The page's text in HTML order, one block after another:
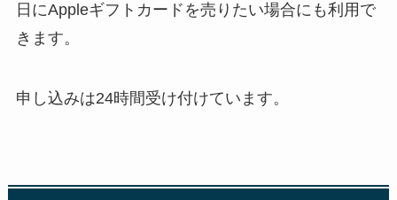
日にAppleギフトカードを売りたい場合にも利用で
きます。
申し込みは24時間受け付けています。